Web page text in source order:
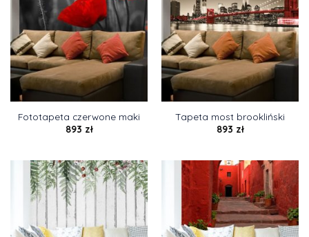
Fototapeta czerwone maki
893 zł
Tapeta most brookliński
893 zł